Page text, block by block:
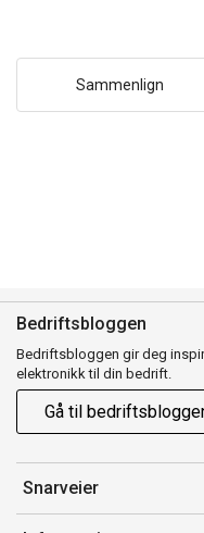
Sammenlign
Bedriftsbloggen
Bedriftsbloggen gir deg
elektronikk til din bedrift.
Gå til
Snarveier